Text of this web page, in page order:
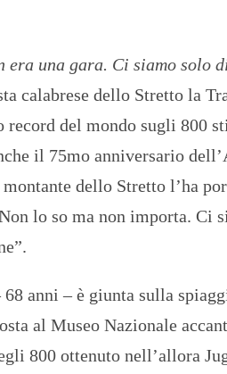
era una gara. Ci siamo solo
calabrese dello Stretto la
record del mondo sugli 800
il 75mo anniversario
dello Stretto l’ha
lo so ma non importa. Ci
anni – è giunta sulla
al Museo Nazionale
800 ottenuto nell’allora